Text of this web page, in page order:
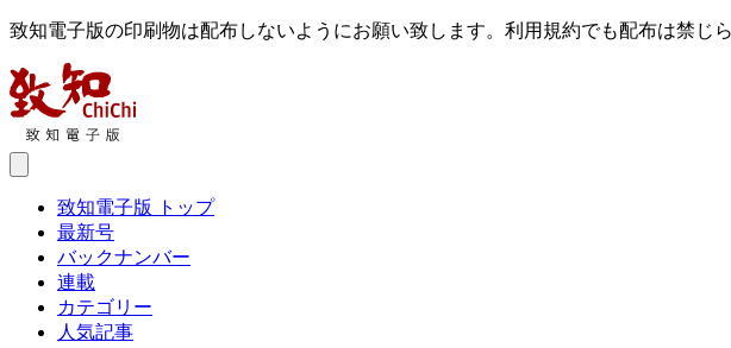
致知電子版の印刷物は配布しないようにお願い致します。利用規約でも配布は禁じら
致知電子版 トップ
最新号
バックナンバー
連載
カテゴリー
人気記事